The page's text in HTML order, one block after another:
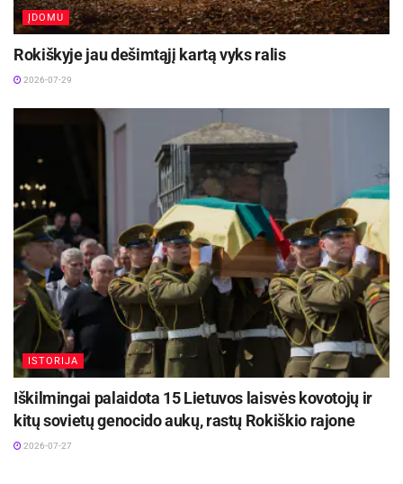
ĮDOMU
Rokiškyje jau dešimtąjį kartą vyks ralis
2026-07-29
ISTORIJA
Iškilmingai palaidota 15 Lietuvos laisvės kovotojų ir
kitų sovietų genocido aukų, rastų Rokiškio rajone
2026-07-27